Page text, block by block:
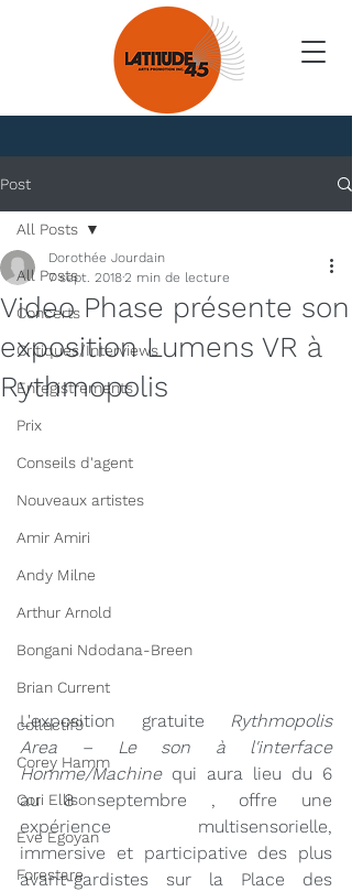
Nouvelles
Post
All Posts
Concerts
Critiques/Interviews
Enregistrements
Prix
Conseils d'agent
Nouveaux artistes
Amir Amiri
Andy Milne
Arthur Arnold
Bongani Ndodana-Breen
Brian Current
collectif9
Corey Hamm
Cori Ellison
Eve Egoyan
Forestare
All Posts
Video Phase présente son
exposition Lumens VR à
Rythmopolis
Dorothée Jourdain
7 sept. 20182 min de lecture
L'exposition gratuite Rythmopolis
Area – Le son à l'interface
Homme/Machine qui aura lieu du 6
au 8 septembre , offre une
expérience multisensorielle,
immersive et participative des plus
avant-gardistes sur la Place des